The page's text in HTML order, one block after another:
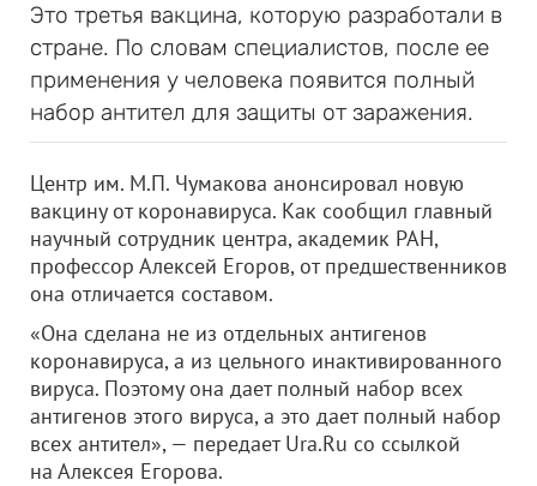
Это третья вакцина, которую разработали в
стране. По словам специалистов, после ее
применения у человека появится полный
набор антител для защиты от заражения.
Центр им. М.П. Чумакова анонсировал новую
вакцину от коронавируса. Как сообщил главный
научный сотрудник центра, академик РАН,
профессор Алексей Егоров, от предшественников
она отличается составом.
«Она сделана не из отдельных антигенов
коронавируса, а из цельного инактивированного
вируса. Поэтому она дает полный набор всех
антигенов этого вируса, а это дает полный набор
всех антител», — передает Ura.Ru со ссылкой
на Алексея Егорова.